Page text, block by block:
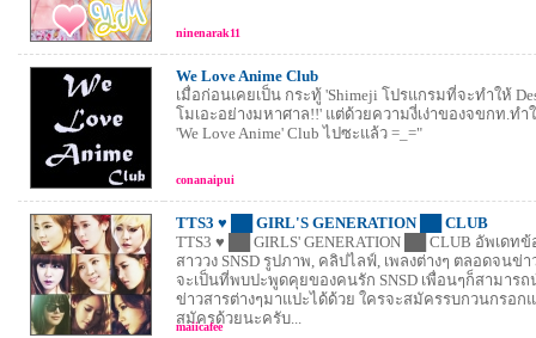
ninenarak11
We Love Anime Club
เมื่อก่อนเคยเป็น กระทู้ 'Shimeji โปรแกรมที่จะทำให้
โมเอะอย่างมหาศาล!!' แต่ด้วยความงี่เง่าของจขกท.ท
'We Love Anime' Club ไปซะแล้ว =_="
conanaipui
TTS3 ♥ ██ GIRL'S GENERATION ██ CLUB
TTS3 ♥ ██ GIRLS' GENERATION ██ CLUB อัพเดท
สาววง SNSD รูปภาพ, คลิปไลฟ์, เพลงต่างๆ ตลอดจนข่
จะเป็นที่พบปะพูดคุยของคนรัก SNSD เพื่อนๆก็สามาร
ข่าวสารต่างๆมาแปะได้ด้วย ใครจะสมัครรบกวนกรอก
สมัครด้วยนะครับ...
maiicafee